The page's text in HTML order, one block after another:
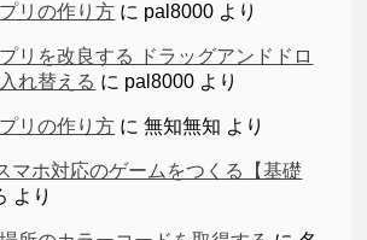
リの作り方 に pal8000 より
リを改良する ドラッグアンドドロ
れ替える に pal8000 より
リの作り方 に無知無知 より
マホ対応のゲームをつくる【基礎
より